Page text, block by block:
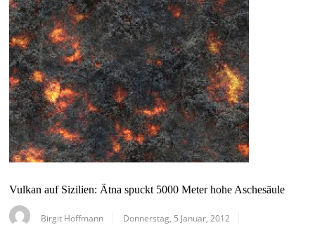
Vulkan auf Sizilien: Ätna spuckt 5000 Meter hohe Aschesäule
Birgit Hoffmann Donnerstag, 5 Januar, 2012